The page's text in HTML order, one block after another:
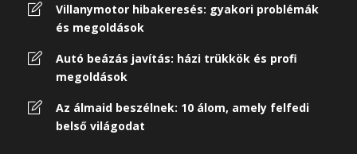
Villanymotor hibakeresés: gyakori problémák
és megoldások
Autó beázás javítás: házi trükkök és profi
megoldások
Az álmaid beszélnek: 10 álom, amely felfedi
belső világodat